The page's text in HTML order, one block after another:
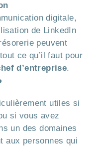
digitale,
de LinkedIn
peuvent
ce qu’il faut pour
d’entreprise.
utiles si
si vous avez
un des domaines
aux personnes qui